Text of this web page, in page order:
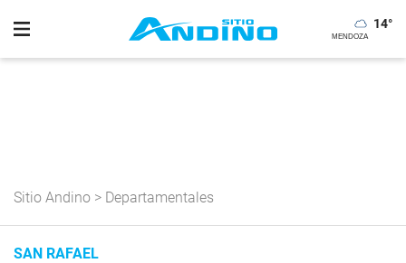
14°
Sitio Andino > Departamentales
SAN RAFAEL